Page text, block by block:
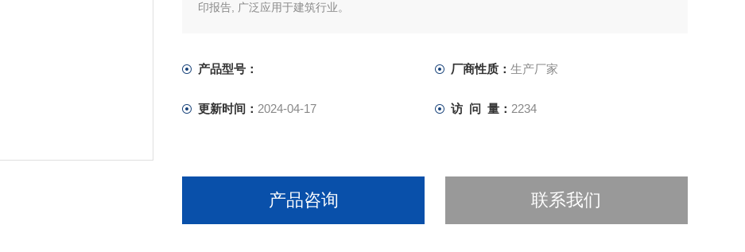
印报告, 广泛应用于建筑行业。
产品型号： 厂商性质： 生产厂家
更新时间： 2024-04-17 访 问 量： 2234
产品咨询 联系我们